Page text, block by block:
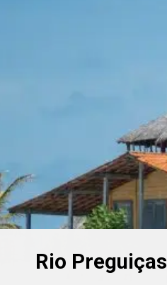
Rio Preguiças